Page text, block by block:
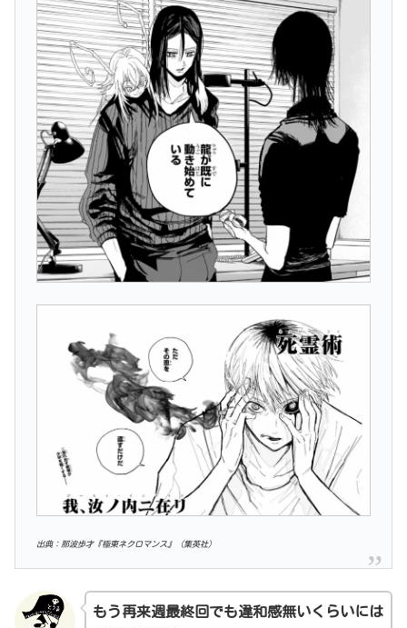
出典：那波歩才『極東ネクロマンス』（集英社）
もう再来週最終回でも違和感無いくらいには